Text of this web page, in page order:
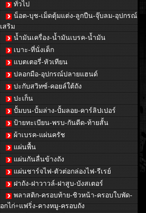
ทั่วไป
น็อต-บุช-เม็ดตุ้มแต่ง-ลูกปืน-จุ๊บลม-อุปกรณ์
เสริม
น้ำมันเครื่อง-น้ำมันเบรค-น้ำมัน
เบาะ-ที่นั่งเด็ก
แบตเตอรี่-หัวเทียน
ปลอกมือ-อุปกรณ์ปลายแฮนด์
ปะกับสวิทซ์-คอยล์ใต้ถัง
ปะเก็น
ปั้มบน-ปั้มล่าง-ปั้มลอย-คาร์ลิปเปอร์
ป้ายทะเบียน-พรบ-กันดีด-ท้ายสั้น
ผ้าเบรค-แผ่นครัช
แผ่นพื้น
แผ่นกันลื่นข้างถัง
แผ่นชาร์จไฟ-ตัวต่อกล่องไฟ-รีเรย์
ฝาถัง-ฝาวาวล์-ฝาสูบ-บังสเตอร์
พลาสติก-ครอบท้าย-ชิวหน้า-ครอบใบพัด-
อกไก่+แฟริ่ง-คางหมู-ครอบถัง